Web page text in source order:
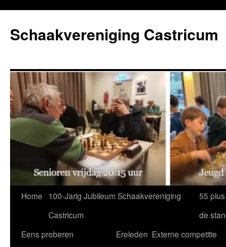
de
inhoud
Schaakvereniging Castricum
Home
100-Jarig Jubileum Schaakvereniging
Castricum
55
de
Eens proberen
Ereleden Externe competitie